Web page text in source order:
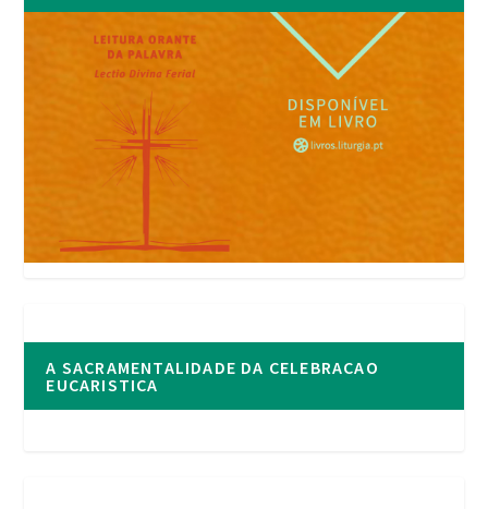
A SACRAMENTALIDADE DA CELEBRACAO
EUCARISTICA